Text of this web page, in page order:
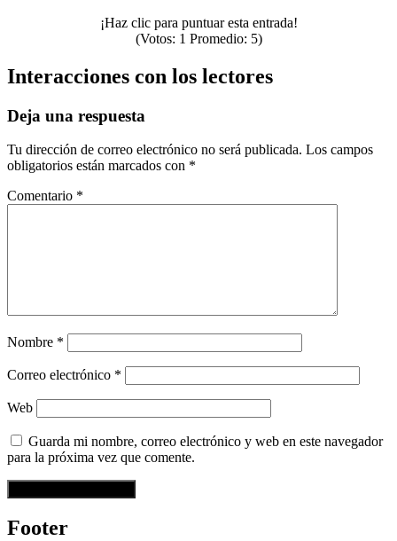
¡Haz clic para puntuar esta entrada!
(Votos: 1 Promedio: 5)
Interacciones con los lectores
Deja una respuesta
Tu dirección de correo electrónico no será publicada. Los campos
obligatorios están marcados con *
Comentario *
Nombre *
Correo electrónico *
Web
Guarda mi nombre, correo electrónico y web en este navegador
para la próxima vez que comente.
Footer